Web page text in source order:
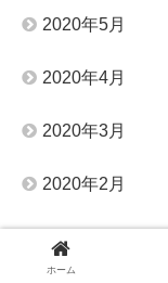
2020年5月
2020年4月
2020年3月
2020年2月
2020年1月
ホーム